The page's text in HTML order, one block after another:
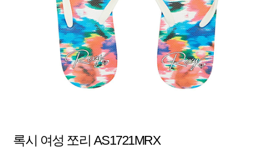
록시 여성 쪼리 AS1721MRX